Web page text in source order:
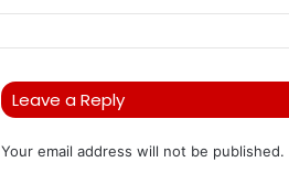
Leave a Reply
Your email address will not be published.